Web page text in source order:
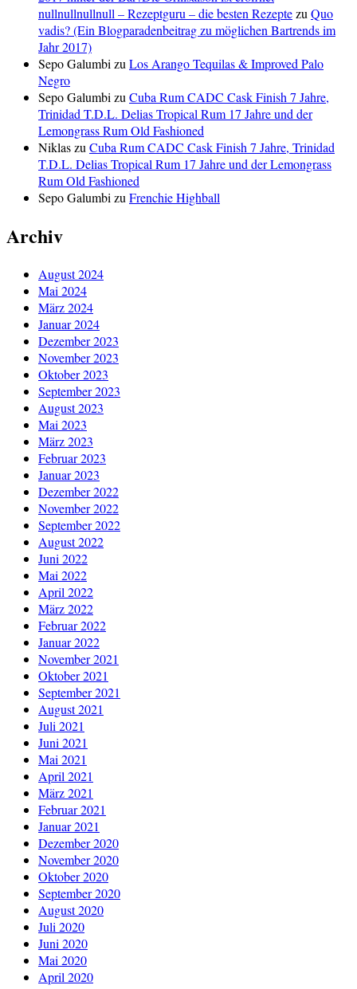
nullnullnullnull – Rezeptguru – die besten RezeptezuQuo
vadis? (Ein Blogparadenbeitrag zu möglichen Bartrends im
Jahr 2017)
Sepo GalumbizuLos Arango Tequilas & Improved Palo
Negro
Sepo GalumbizuCuba Rum CADC Cask Finish 7 Jahre,
Trinidad T.D.L. Delias Tropical Rum 17 Jahre und der
Lemongrass Rum Old Fashioned
NiklaszuCuba Rum CADC Cask Finish 7 Jahre, Trinidad
T.D.L. Delias Tropical Rum 17 Jahre und der Lemongrass
Rum Old Fashioned
Sepo GalumbizuFrenchie Highball
Archiv
August 2024
Mai 2024
März 2024
Januar 2024
Dezember 2023
November 2023
Oktober 2023
September 2023
August 2023
Mai 2023
März 2023
Februar 2023
Januar 2023
Dezember 2022
November 2022
September 2022
August 2022
Juni 2022
Mai 2022
April 2022
März 2022
Februar 2022
Januar 2022
November 2021
Oktober 2021
September 2021
August 2021
Juli 2021
Juni 2021
Mai 2021
April 2021
März 2021
Februar 2021
Januar 2021
Dezember 2020
November 2020
Oktober 2020
September 2020
August 2020
Juli 2020
Juni 2020
Mai 2020
April 2020